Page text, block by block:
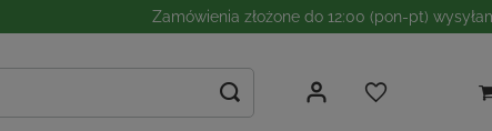
Zamówienia złożone do 12:00 (pon-pt)